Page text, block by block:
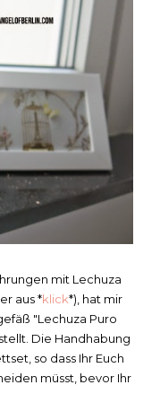
mit Lechuza
aus *klick*), hat mir
"Lechuza Puro
Die Handhabung
so dass Ihr Euch
müsst, bevor Ihr